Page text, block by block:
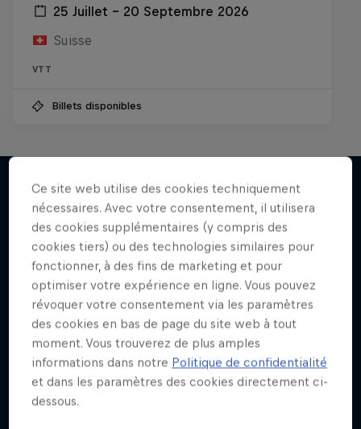
25 Juillet – 20 Septembre 2026
Suisse
VTT
Billets disponibles
J'en veux encore !
Ce site web utilise des cookies techniquement
nécessaires. Avec votre consentement, il utilisera
des cookies supplémentaires (y compris des
cookies tiers) ou des technologies similaires pour
fonctionner, à des fins de marketing et pour
optimiser votre expérience en ligne. Vous pouvez
révoquer votre consentement via les paramètres
des cookies en bas de page du site web à tout
moment. Vous trouverez de plus amples
informations dans notre Politique de confidentialité
et dans les paramètres des cookies directement ci-
dessous.